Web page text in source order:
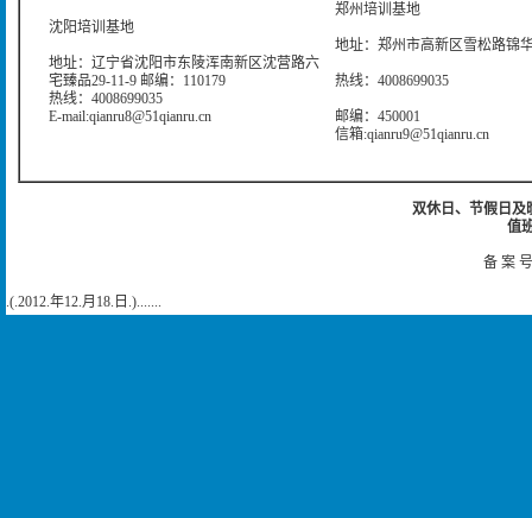
沈阳培训基地
地址：辽宁省沈阳市东陵浑南新区沈营路六
宅臻品29-11-9 邮编：110179
热线：4008699035
E-mail:qianru8@51qianru.cn
郑州培训基地
地址：郑州市高新区雪松路锦
热线：4008699035
邮编：450001
信箱:qianru9@51qianru.cn
双休日、节假日及
值
备 案
.(.2012.年12.月18.日.).......